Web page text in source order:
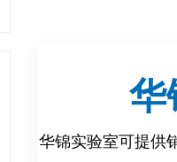
常见的检测项目包括
物理和机械性能: 小
化学性能: 铅、镉、
华
华锦实验室可提供